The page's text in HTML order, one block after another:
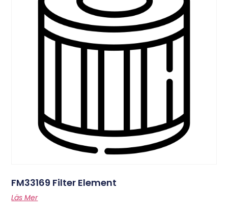
FM33169 Filter Element
Läs Mer